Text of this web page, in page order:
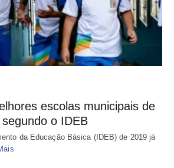
escolas municipais de
o IDEB
da Educação Básica (IDEB) de 2019 já